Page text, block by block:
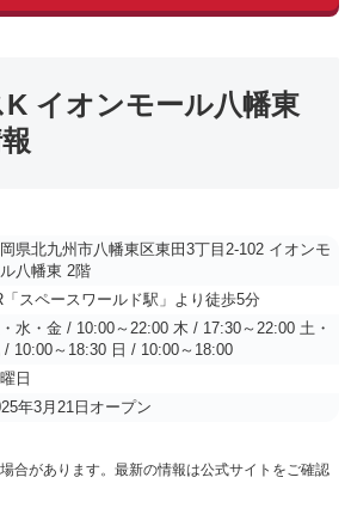
イオンモール八幡東
県北九州市八幡東区東田3丁目2-102 イオンモ
八幡東 2階
「スペースワールド駅」より徒歩5分
水・金 / 10:00～22:00 木 / 17:30～22:00 土・
/ 10:00～18:30 日 / 10:00～18:00
日
年3月21日オープン
合があります。最新の情報は公式サイトをご確認